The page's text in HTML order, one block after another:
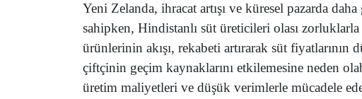
Yeni Zelanda, ihracat artışı ve küresel pazarda
sahipken, Hindistanlı süt üreticileri olası
ürünlerinin akışı, rekabeti artırarak süt
çiftçinin geçim kaynaklarını etkilemesine neden
üretim maliyetleri ve düşük verimlerle mücadele